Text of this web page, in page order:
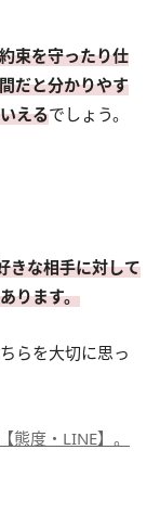
束を守ったり仕
だと分かりやす
えるでしょう。
きな相手に対して
ります。
らを大切に思っ
度・LINE】。